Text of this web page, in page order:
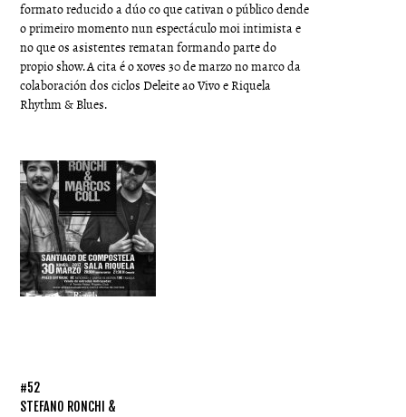
formato reducido a dúo co que cativan o público dende
o primeiro momento nun espectáculo moi intimista e
no que os asistentes rematan formando parte do
propio show. A cita é o xoves 30 de marzo no marco da
colaboración dos ciclos Deleite ao Vivo e Riquela
Rhythm & Blues.
#52
STEFANO RONCHI &